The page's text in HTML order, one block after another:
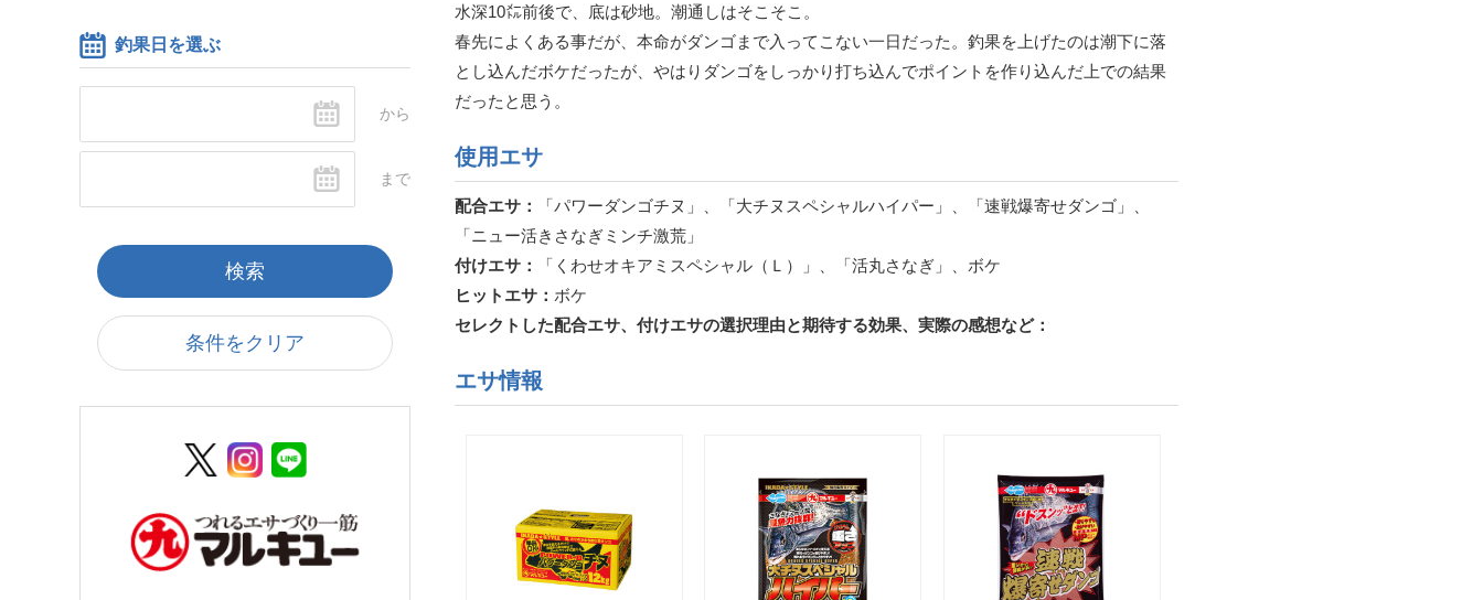
釣果日を選ぶ
条件をクリア
水深10㍍前後で、底は砂地。潮通しはそこそこ。
春先によくある事だが、本命がダンゴまで入ってこない一日だった。釣果を上げたのは潮下に落
とし込んだボケだったが、やはりダンゴをしっかり打ち込んでポイントを作り込んだ上での結果
だったと思う。
使用エサ
配合エサ：
「パワーダンゴチヌ」、「大チヌスペシャルハイパー」、「速戦爆寄せダンゴ」、
「ニュー活きさなぎミンチ激荒」
付けエサ：
「くわせオキアミスペシャル（Ｌ）」、「活丸さなぎ」、ボケ
ヒットエサ： ボケ
セレクトした配合エサ、付けエサの選択理由と期待する効果、実際の感想など：
エサ情報